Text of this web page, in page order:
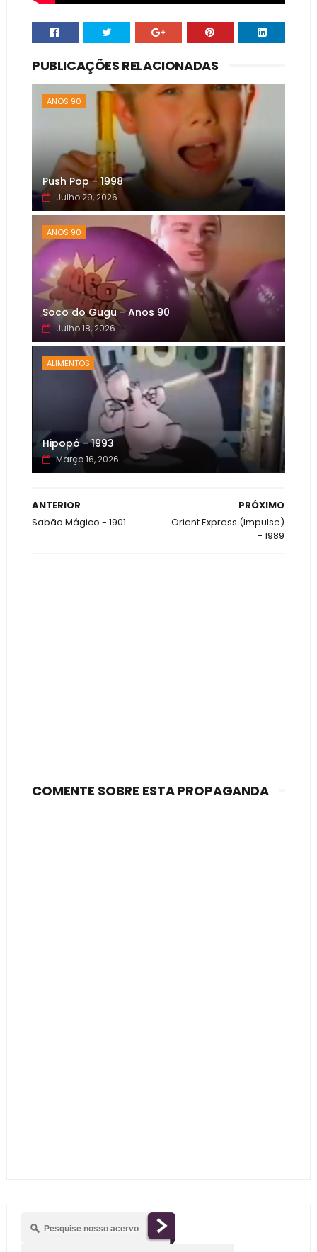
PUBLICAÇÕES RELACIONADAS
ANOS 90
Push Pop - 1998
Julho 29, 2026
ANOS 90
Soco do Gugu - Anos 90
Julho 18, 2026
ALIMENTOS
Hipopó - 1993
Março 16, 2026
PRÓXIMO
Orient Express (Impulse)
- 1989
ANTERIOR
Sabão Mágico - 1901
COMENTE SOBRE ESTA PROPAGANDA